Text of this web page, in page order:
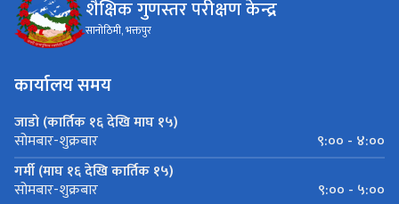
शैक्षिक गुणस्तर परीक्षण केन्द्र
सानोठिमी, भक्तपुर
कार्यालय समय
जाडो (कार्तिक १६ देखि माघ १५)
सोमबार-शुक्रबार
९:०० - ४:००
गर्मी (माघ १६ देखि कार्तिक १५)
सोमबार-शुक्रबार ९:०० - ५:००